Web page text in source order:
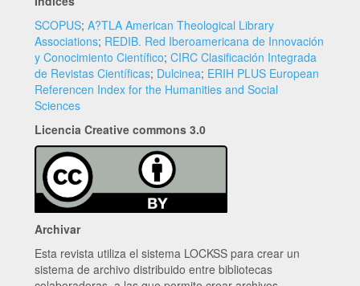
SCOPUS; A?TLA American Theological Library
Associations; REDIB. Red Iberoamericana de Innovación
y Conocimiento Científico; CIRC Clasificación Integrada
de Revistas Científicas; Dulcinea; ERIH PLUS European
Referencen Index for the Humanities and Social
Sciences
Licencia Creative commons 3.0
Archivar
Esta revista utiliza el sistema LOCKSS para crear un
sistema de archivo distribuido entre bibliotecas